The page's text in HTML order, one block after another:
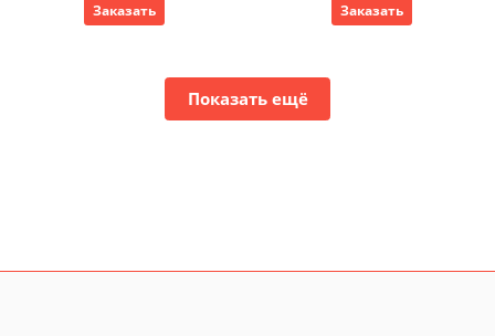
Заказать
Заказать
Показать ещё